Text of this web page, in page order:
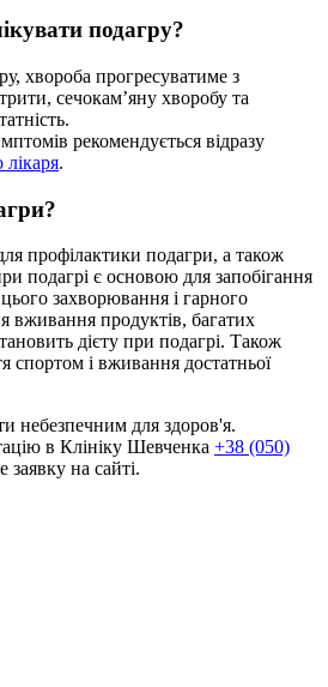
подагру?
хвороба прогресуватиме з
сечокам’яну хворобу та
рекомендується відразу
лікаря.
профілактики подагри, а також
подагрі є основою для запобігання
захворювання і гарного
вживання продуктів, багатих
дієту при подагрі. Також
спортом і вживання достатньої
небезпечним для здоров'я.
в Клініку Шевченка +38 (050)
заявку на сайті.